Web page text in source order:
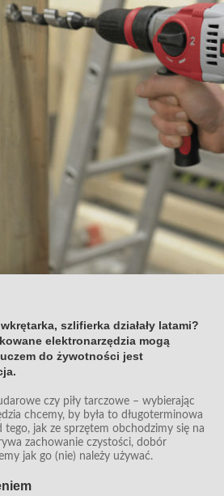
szlifierka działały latami?
elektronarzędzia mogą
do żywotności jest
czy piły tarczowe – wybierając
chcemy, by była to długoterminowa
tego, jak ze sprzętem obchodzimy się na
zachowanie czystości, dobór
jak go (nie) należy używać.